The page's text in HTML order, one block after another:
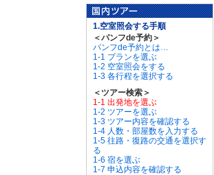
1.空室照会する手順
＜パンフde予約＞
パンフde予約とは…
1-1 プランを選ぶ
1-2 空室照会をする
1-3 各行程を選択する
＜ツアー検索＞
1-1 出発地を選ぶ
1-2 ツアーを選ぶ
1-3 ツアー内容を確認する
1-4 人数・部屋数を入力する
1-5 往路・復路の交通を選択す
る
1-6 宿を選ぶ
1-7 申込内容を確認する